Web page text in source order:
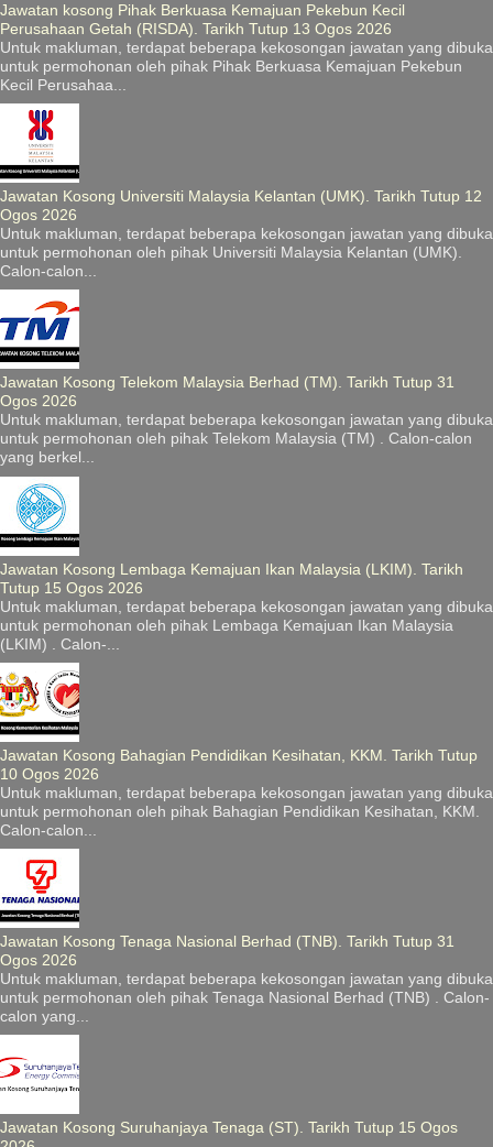
Jawatan kosong Pihak Berkuasa Kemajuan Pekebun Kecil
Perusahaan Getah (RISDA). Tarikh Tutup 13 Ogos 2026
Untuk makluman, terdapat beberapa kekosongan jawatan yang dibuka
untuk permohonan oleh pihak Pihak Berkuasa Kemajuan Pekebun
Kecil Perusahaa...
Jawatan Kosong Universiti Malaysia Kelantan (UMK). Tarikh Tutup 12
Ogos 2026
Untuk makluman, terdapat beberapa kekosongan jawatan yang dibuka
untuk permohonan oleh pihak Universiti Malaysia Kelantan (UMK).
Calon-calon...
Jawatan Kosong Telekom Malaysia Berhad (TM). Tarikh Tutup 31
Ogos 2026
Untuk makluman, terdapat beberapa kekosongan jawatan yang dibuka
untuk permohonan oleh pihak Telekom Malaysia (TM) . Calon-calon
yang berkel...
Jawatan Kosong Lembaga Kemajuan Ikan Malaysia (LKIM). Tarikh
Tutup 15 Ogos 2026
Untuk makluman, terdapat beberapa kekosongan jawatan yang dibuka
untuk permohonan oleh pihak Lembaga Kemajuan Ikan Malaysia
(LKIM) . Calon-...
Jawatan Kosong Bahagian Pendidikan Kesihatan, KKM. Tarikh Tutup
10 Ogos 2026
Untuk makluman, terdapat beberapa kekosongan jawatan yang dibuka
untuk permohonan oleh pihak Bahagian Pendidikan Kesihatan, KKM.
Calon-calon...
Jawatan Kosong Tenaga Nasional Berhad (TNB). Tarikh Tutup 31
Ogos 2026
Untuk makluman, terdapat beberapa kekosongan jawatan yang dibuka
untuk permohonan oleh pihak Tenaga Nasional Berhad (TNB) . Calon-
calon yang...
Jawatan Kosong Suruhanjaya Tenaga (ST). Tarikh Tutup 15 Ogos